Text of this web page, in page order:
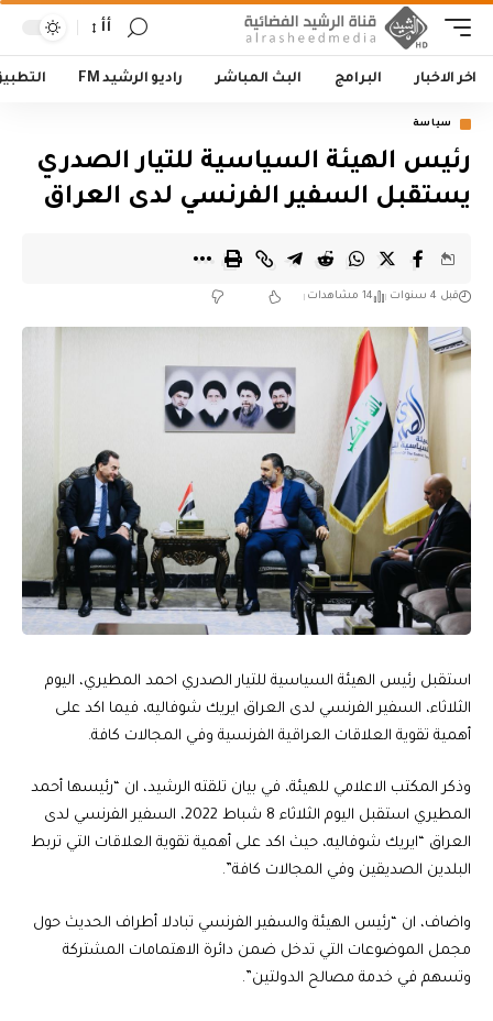
أأ
اخر الاخبار البرامج البث المباشر راديو الرشيد FM
سياسة
رئيس الهيئة السياسية للتيار الصدري
يستقبل السفير الفرنسي لدى العراق
قبل 4 سنوات 14 مشاهدات
استقبل رئيس الهيئة السياسية للتيار الصدري احمد المطيري، اليوم
الثلاثاء، السفير الفرنسي لدى العراق ايريك شوفاليه، فيما اكد على
أهمية تقوية العلاقات العراقية الفرنسية وفي المجالات كافة.
وذكر المكتب الاعلامي للهيئة، في بيان تلقته الرشيد، ان “رئيسها أحمد
المطيري استقبل اليوم الثلاثاء 8 شباط 2022، السفير الفرنسي لدى
العراق “ايريك شوفاليه، حيث اكد على أهمية تقوية العلاقات التي تربط
البلدين الصديقين وفي المجالات كافة”.
واضاف، ان “رئيس الهيئة والسفير الفرنسي تبادلا أطراف الحديث حول
مجمل الموضوعات التي تدخل ضمن دائرة الاهتمامات المشتركة
وتسهم في خدمة مصالح الدولتين”.